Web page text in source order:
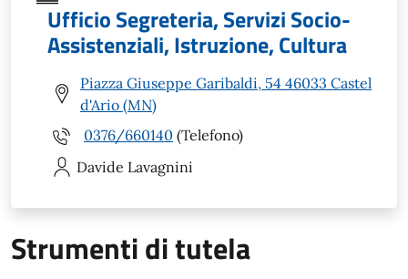
Ufficio Segreteria, Servizi Socio-
Assistenziali, Istruzione, Cultura
Piazza Giuseppe Garibaldi, 54 46033 Castel
d'Ario (MN)
0376/660140 (Telefono)
Davide Lavagnini
Strumenti di tutela